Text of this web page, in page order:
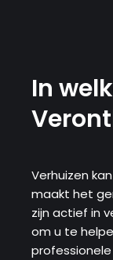
In
Verhuizen
maakt het
zijn actief in
om u te